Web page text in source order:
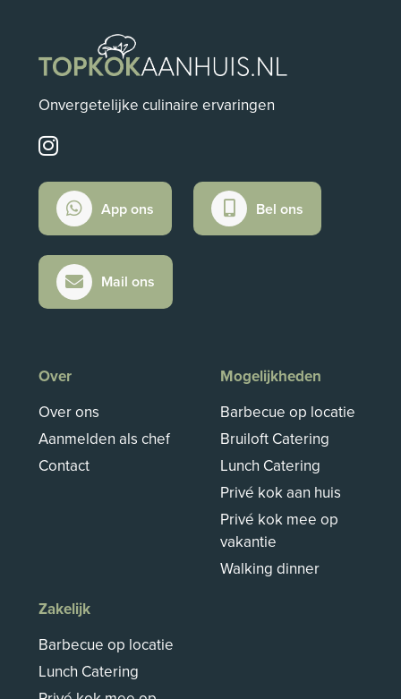
Onvergetelijke culinaire ervaringen
App ons Bel ons
Mail ons
Over
Over ons
Aanmelden als chef
Contact
Mogelijkheden
Barbecue op locatie
Bruiloft Catering
Lunch Catering
Privé kok aan huis
Privé kok mee op
vakantie
Walking dinner
Zakelijk
Barbecue op locatie
Lunch Catering